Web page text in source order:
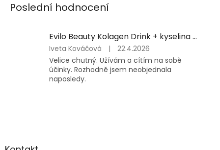
Poslední hodnocení
Evilo Beauty Kolagen Drink + kyselina hyaluronová 300g
Hodnocení
produktu
je
5
Iveta Kováčová |
22.4.2026
Velice chutný. Užívám a cítím na sobě
účinky. Rozhodně jsem neobjednala
naposledy.
Z